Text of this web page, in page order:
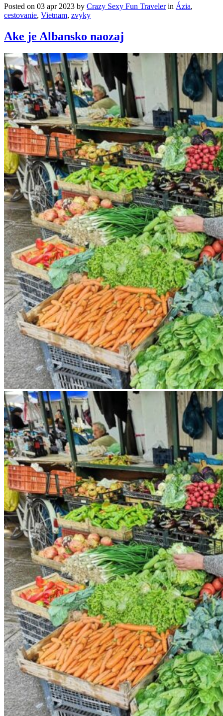
Posted on 03 apr 2023 by Crazy Sexy Fun Travelerin Ázia,
cestovanie, Vietnam, zvyky
Ake je Albansko naozaj